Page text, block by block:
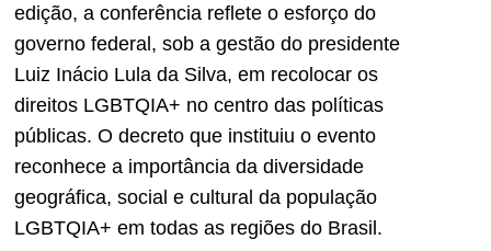
edição, a conferência reflete o esforço do
governo federal, sob a gestão do presidente
Luiz Inácio Lula da Silva, em recolocar os
direitos LGBTQIA+ no centro das políticas
públicas. O decreto que instituiu o evento
reconhece a importância da diversidade
geográfica, social e cultural da população
LGBTQIA+ em todas as regiões do Brasil.